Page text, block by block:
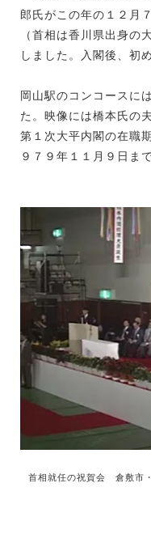
郎氏がこの年の１２月
（首相は香川県出身の
しました。入閣後、初
岡山駅のコンコースに
た。映像には橋本氏の
第１次大平内閣の在職
９７９年１１月９日ま
首相就任の祝賀会 倉敷市